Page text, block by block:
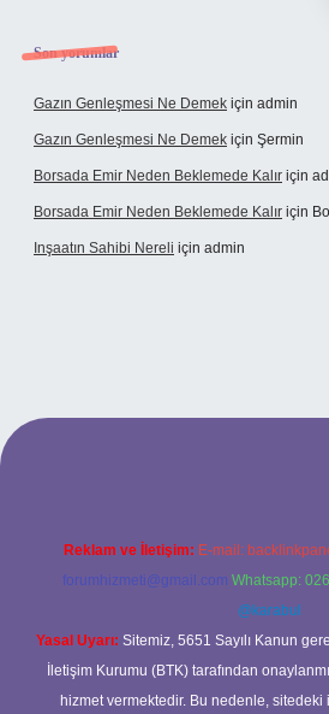
Son yorumlar
Gazın Genleşmesi Ne Demek için admin
Gazın Genleşmesi Ne Demek için Şermin
Borsada Emir Neden Beklemede Kalır için
Borsada Emir Neden Beklemede Kalır için
Inşaatın Sahibi Nereli için admin
Reklam ve İletişim: E-mail:
forumhizmeti@gmail.com Whatsapp:
@karabul
Yasal Uyarı: Sitemiz, 5651 Sayılı Kanun
İletişim Kurumu (BTK) tarafından
hizmet vermektedir. Bu nedenle,